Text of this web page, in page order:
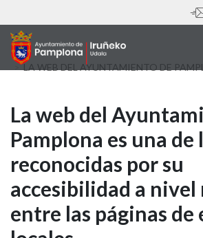
to
main
content
La
web
del
Ayuntamiento
La web del
Pamplona es una de
reconocidas por su
accesibilidad a nivel
entre las páginas de